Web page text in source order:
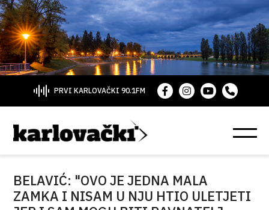
PRVI KARLOVAČKI 90.1FM
BELAVIĆ: "OVO JE JEDNA MALA
ZAMKA I NISAM U NJU HTIO ULETJETI